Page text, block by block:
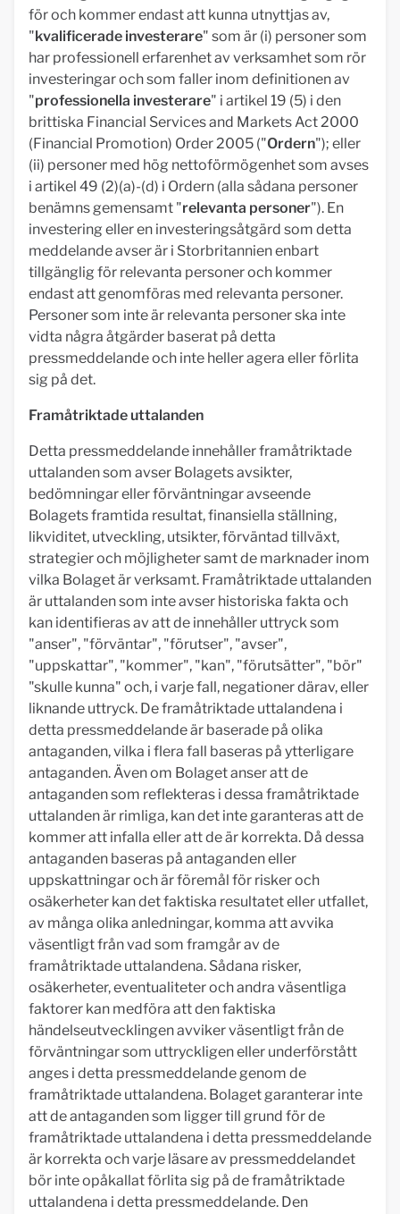
för och kommer endast att kunna utnyttjas av,
"kvalificerade investerare" som är (i) personer som
har professionell erfarenhet av verksamhet som rör
investeringar och som faller inom definitionen av
"professionella investerare" i artikel 19 (5) i den
brittiska Financial Services and Markets Act 2000
(Financial Promotion) Order 2005 ("Ordern"); eller
(ii) personer med hög nettoförmögenhet som avses
i artikel 49 (2)(a)-(d) i Ordern (alla sådana personer
benämns gemensamt "relevanta personer"). En
investering eller en investeringsåtgärd som detta
meddelande avser är i Storbritannien enbart
tillgänglig för relevanta personer och kommer
endast att genomföras med relevanta personer.
Personer som inte är relevanta personer ska inte
vidta några åtgärder baserat på detta
pressmeddelande och inte heller agera eller förlita
sig på det.
Framåtriktade uttalanden
Detta pressmeddelande innehåller framåtriktade
uttalanden som avser Bolagets avsikter,
bedömningar eller förväntningar avseende
Bolagets framtida resultat, finansiella ställning,
likviditet, utveckling, utsikter, förväntad tillväxt,
strategier och möjligheter samt de marknader inom
vilka Bolaget är verksamt. Framåtriktade uttalanden
är uttalanden som inte avser historiska fakta och
kan identifieras av att de innehåller uttryck som
"anser", "förväntar", "förutser", "avser",
"uppskattar", "kommer", "kan", "förutsätter", "bör"
"skulle kunna" och, i varje fall, negationer därav, eller
liknande uttryck. De framåtriktade uttalandena i
detta pressmeddelande är baserade på olika
antaganden, vilka i flera fall baseras på ytterligare
antaganden. Även om Bolaget anser att de
antaganden som reflekteras i dessa framåtriktade
uttalanden är rimliga, kan det inte garanteras att de
kommer att infalla eller att de är korrekta. Då dessa
antaganden baseras på antaganden eller
uppskattningar och är föremål för risker och
osäkerheter kan det faktiska resultatet eller utfallet,
av många olika anledningar, komma att avvika
väsentligt från vad som framgår av de
framåtriktade uttalandena. Sådana risker,
osäkerheter, eventualiteter och andra väsentliga
faktorer kan medföra att den faktiska
händelseutvecklingen avviker väsentligt från de
förväntningar som uttryckligen eller underförstått
anges i detta pressmeddelande genom de
framåtriktade uttalandena. Bolaget garanterar inte
att de antaganden som ligger till grund för de
framåtriktade uttalandena i detta pressmeddelande
är korrekta och varje läsare av pressmeddelandet
bör inte opåkallat förlita sig på de framåtriktade
uttalandena i detta pressmeddelande. Den